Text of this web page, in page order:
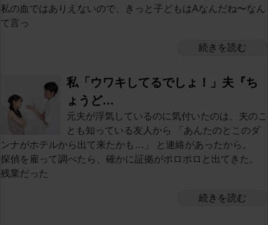
私の血ではありえないので、きっと子どもはAなんだね〜なん
て言っ
続きを読む
私「ウワキしてるでしょ！」夫『ち
ょうど…
元夫が浮気しているのに気付いたのは、夫のこ
とも知っている友人から 「あんたのとこのダ
ンナがホテルから出て来たかも…」 と連絡があったから。
探偵を雇って調べたら、確かに証拠がポロポロと出てきた。
残業だった
続きを読む